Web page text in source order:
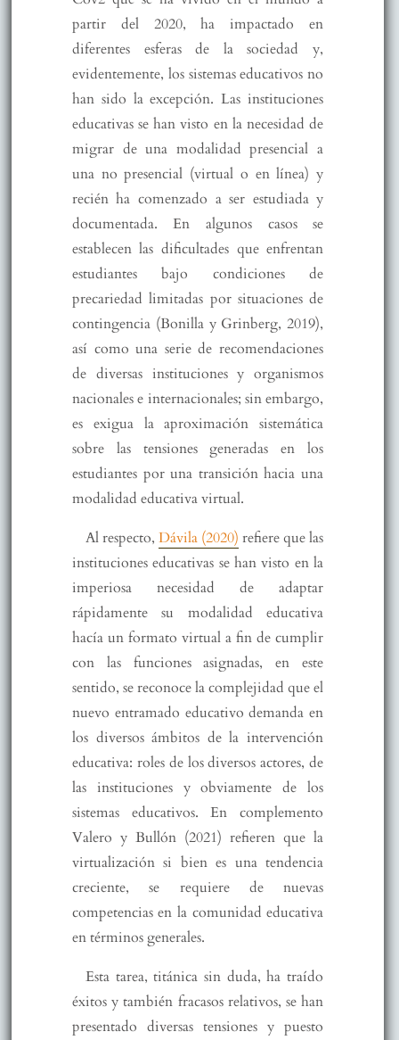
partir del 2020, ha impactado en
diferentes esferas de la sociedad y,
evidentemente, los sistemas educativos no
han sido la excepción. Las instituciones
educativas se han visto en la necesidad de
migrar de una modalidad presencial a
una no presencial (virtual o en línea) y
recién ha comenzado a ser estudiada y
documentada. En algunos casos se
establecen las dificultades que enfrentan
estudiantes bajo condiciones de
precariedad limitadas por situaciones de
contingencia (Bonilla y Grinberg, 2019),
así como una serie de recomendaciones
de diversas instituciones y organismos
nacionales e internacionales; sin embargo,
es exigua la aproximación sistemática
sobre las tensiones generadas en los
estudiantes por una transición hacia una
modalidad educativa virtual.
Al respecto, Dávila (2020) refiere que las
instituciones educativas se han visto en la
imperiosa necesidad de adaptar
rápidamente su modalidad educativa
hacía un formato virtual a fin de cumplir
con las funciones asignadas, en este
sentido, se reconoce la complejidad que el
nuevo entramado educativo demanda en
los diversos ámbitos de la intervención
educativa: roles de los diversos actores, de
las instituciones y obviamente de los
sistemas educativos. En complemento
Valero y Bullón (2021) refieren que la
virtualización si bien es una tendencia
creciente, se requiere de nuevas
competencias en la comunidad educativa
en términos generales.
Esta tarea, titánica sin duda, ha traído
éxitos y también fracasos relativos, se han
presentado diversas tensiones y puesto